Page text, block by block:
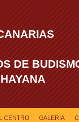
DE
CENTRO GALERIA